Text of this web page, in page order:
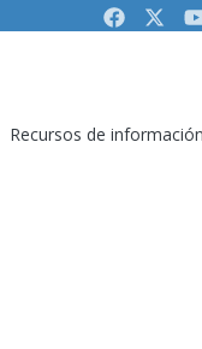
Recursos de información